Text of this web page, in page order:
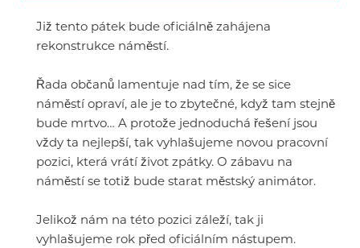
Již tento pátek bude oficiálně zahájena
rekonstrukce náměstí.
Řada občanů lamentuje nad tím, že se sice
náměstí opraví, ale je to zbytečné, když tam stejně
bude mrtvo… A protože jednoduchá řešení jsou
vždy ta nejlepší, tak vyhlašujeme novou pracovní
pozici, která vrátí život zpátky. O zábavu na
náměstí se totiž bude starat městský animátor.
Jelikož nám na této pozici záleží, tak ji
vyhlašujeme rok před oficiálním nástupem.